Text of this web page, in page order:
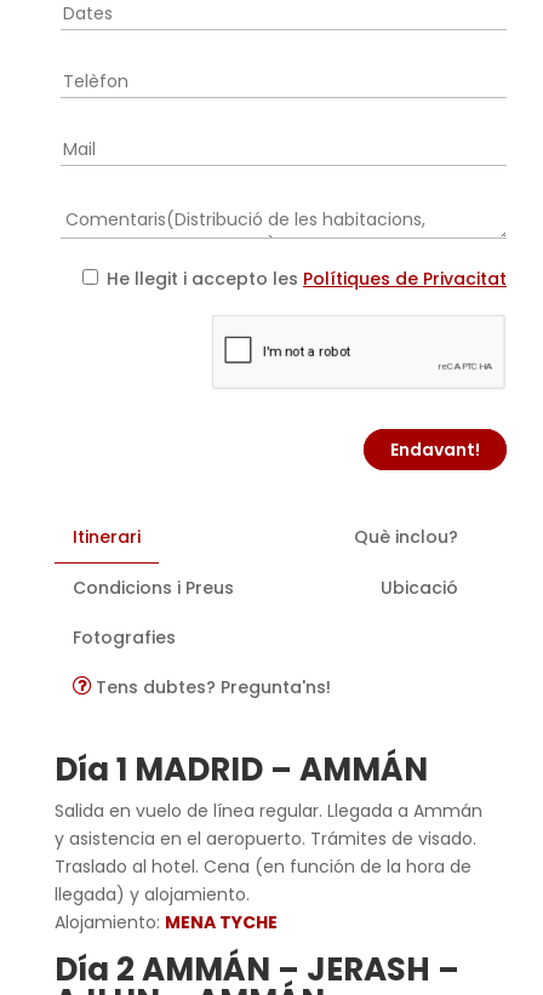
He llegit i accepto les Polítiques de Privacitat
Endavant!
Itinerari Què inclou?
Condicions i Preus Ubicació
Fotografies
Tens dubtes? Pregunta'ns!
Día 1 MADRID – AMMÁN
Salida en vuelo de línea regular. Llegada a Ammán
y asistencia en el aeropuerto. Trámites de visado.
Traslado al hotel. Cena (en función de la hora de
llegada) y alojamiento.
Alojamiento: MENA TYCHE
Día 2 AMMÁN – JERASH –